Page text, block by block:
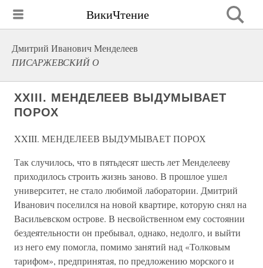
ВикиЧтение
Дмитрий Иванович Менделеев
ПИСАРЖЕВСКИЙ О
XXIII. МЕНДЕЛЕЕВ ВЫДУМЫВАЕТ
ПОРОХ
XXIII. МЕНДЕЛЕЕВ ВЫДУМЫВАЕТ ПОРОХ
Так случилось, что в пятьдесят шесть лет Менделееву
приходилось строить жизнь заново. В прошлое ушел
университет, не стало любимой лаборатории. Дмитрий
Иванович поселился на новой квартире, которую снял на
Васильевском острове. В несвойственном ему состоянии
бездеятельности он пребывал, однако, недолго, и выйти
из него ему помогла, помимо занятий над «Толковым
тарифом», предпринятая, по предложению морского и